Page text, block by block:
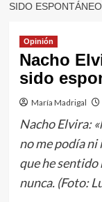
SIDO
Opinión
Nacho
sido
María Madrigal
Nacho Elvira:
no me podía ni
que he sentido
nunca. (Foto: